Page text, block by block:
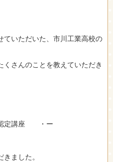
ていただいた、市川工業高校の
くさんのことを教えていただき
定講座 ・ー
ました。